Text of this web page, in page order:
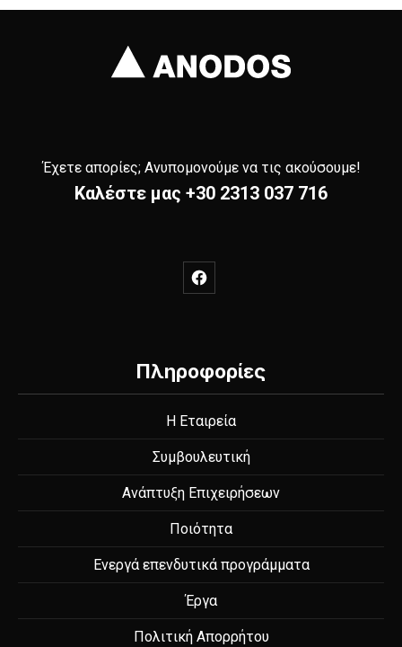
Έχετε απορίες; Ανυπομονούμε να τις ακούσουμε!
Καλέστε μας +30 2313 037 716
New Window
Πληροφορίες
Η Εταιρεία
Συμβουλευτική
Ανάπτυξη Επιχειρήσεων
Ποιότητα
Ενεργά επενδυτικά προγράμματα
Έργα
Πολιτική Απορρήτου